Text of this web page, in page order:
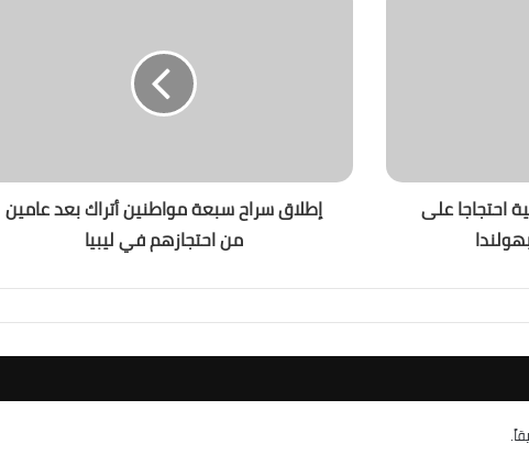
إلى الاحتراق ، هل أصبح العالم يعيش عصر الكوارث المناخية؟
والحوثيون التهديد الأكبر لاستقرار المنطقة؟
هل أعادت واشنطن رسم قواعد اللعبة في الشرق الأوسط؟
احتجاجا على
إطلاق سراح سبعة مواطنين أتراك بعد عامين
من احتجازهم في ليبيا